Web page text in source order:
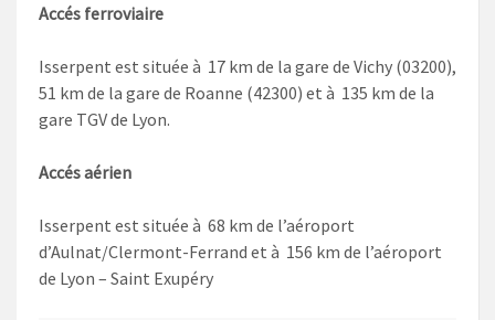
Accés ferroviaire
Isserpent est située à 17 km de la gare de Vichy (03200),
51 km de la gare de Roanne (42300) et à 135 km de la
gare TGV de Lyon.
Accés aérien
Isserpent est située à 68 km de l’aéroport
d’Aulnat/Clermont-Ferrand et à 156 km de l’aéroport
de Lyon – Saint Exupéry